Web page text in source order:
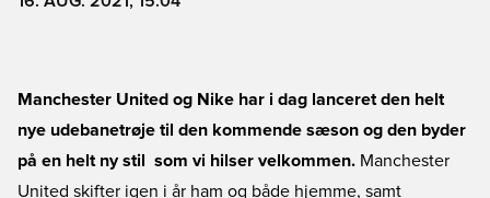
Manchester United og Nike har i dag lanceret den helt
nye udebanetrøje til den kommende sæson og den byder
på en helt ny stil  som vi hilser velkommen. Manchester
United skifter igen i år ham og både hjemme, samt